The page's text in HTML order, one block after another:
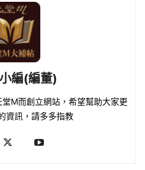
編(編董)
M而創立網站，希望幫助大家更
資訊，請多多指教